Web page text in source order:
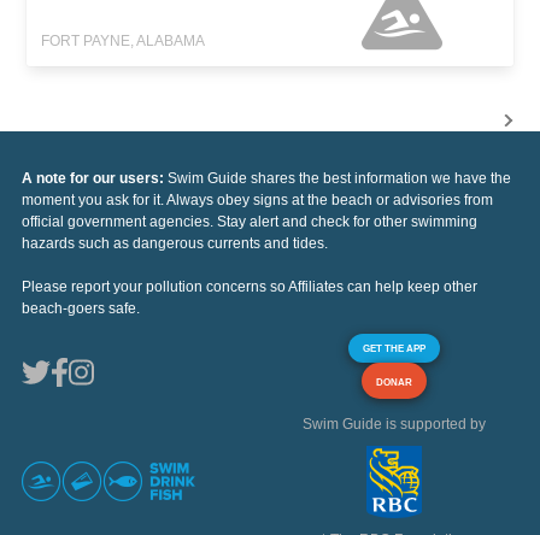
FORT PAYNE, ALABAMA
A note for our users: Swim Guide shares the best information we have the
moment you ask for it. Always obey signs at the beach or advisories from
official government agencies. Stay alert and check for other swimming
hazards such as dangerous currents and tides.
Please report your pollution concerns so Affiliates can help keep other
beach-goers safe.
GET THE APP
DONAR
Swim Guide is supported by